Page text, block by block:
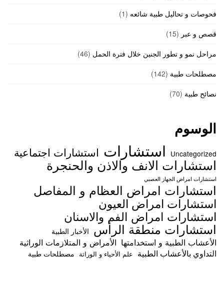
فحوصات و تحاليل طبية شائعه (1)
قصص و عبر (15)
مراحل نمو و تطور الجنين خلال فترة الحمل (46)
مصطلحات طبية (142)
نصائح طبية (70)
الوسوم
Uncategorized استشارات استشارات اجتماعية
استشارات الانف والاذن والحنجرة
استشارات امراض الجهاز العصبي
استشارات امراض العظام و المفاصل
استشارات امراض العيون
استشارات امراض الفم والاسنان
استشارات منطقة الرأس الأخبار الطبية
الأعشاب الطبية و استخدامتها الأمراض و المتلازمات الوراثية
التداوي بالأعشاب الطبية علم الأحياء و الوراثة مصطلحات طبية